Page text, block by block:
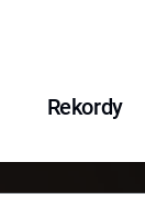
Rekordy